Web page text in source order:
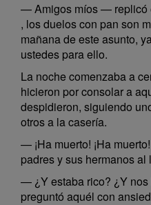
— Amigos míos — replicó
, los duelos con pan son
mañana de este asunto,
ustedes para ello.
La noche comenzaba a
hicieron por consolar a
despidieron, siguiendo
otros a la casería.
— ¡Ha muerto! ¡Ha
padres y sus hermanos
— ¿Y estaba rico? ¿Y
preguntó aquél con